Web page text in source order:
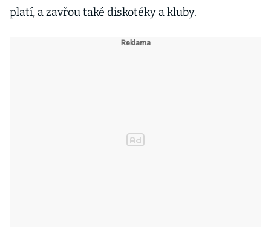
platí, a zavřou také diskotéky a kluby.